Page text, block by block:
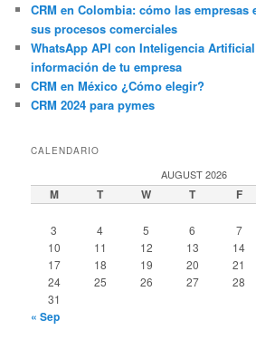
CRM en Colombia: cómo las empresas
sus procesos comerciales
WhatsApp API con Inteligencia
información de tu empresa
CRM en México ¿Cómo elegir?
CRM 2024 para pymes
CALENDARIO
AUGUST 2026
M T W T F
3
4 5 6 7
10
11 12 13 14
17
18 19 20 21
24
25 26 27 28
31
« Sep